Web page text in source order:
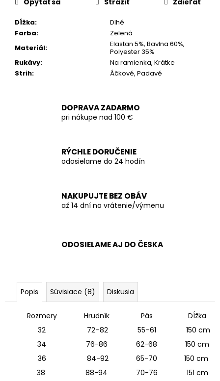
Dĺžka:
Dlhé
Farba:
Zelená
Materiál:
Elastan 5%, Bavlna 60%,
Polyester 35%
Rukávy:
Na ramienka, Krátke
Strih: Áčkové, Padavé
Opýtať sa Strážiť Zdieľať
DOPRAVA ZADARMO
pri nákupe nad 100 €
RÝCHLE DORUČENIE
odosielame do 24 hodín
NAKUPUJTE BEZ OBÁV
až 14 dní na vrátenie/výmenu
ODOSIELAME AJ DO ČESKA
Popis Súvisiace (8) Diskusia
Rozmery Hrudník Pás
Dĺžka
32
72–82 55–61
150 cm
34
76-86 62-68
150 cm
36
84-92 65-70
150 cm
38
88-94 70-76
151 cm